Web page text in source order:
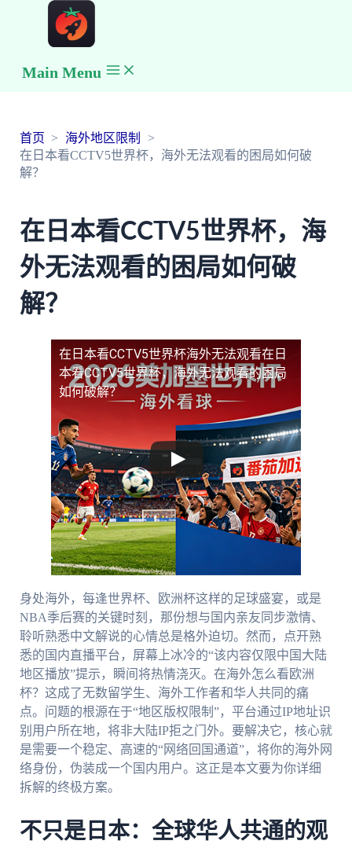
Main Menu
首页
海外地区限制
在日本看CCTV5世界杯，海外无法观看的困局如何破
解？
在日本看CCTV5世界杯，海
外无法观看的困局如何破
解？
在日本看CCTV5世界杯海外无法观看在日
本看CCTV5世界杯，海外无法观看的困局
如何破解？
身处海外，每逢世界杯、欧洲杯这样的足球盛宴，或是
NBA季后赛的关键时刻，那份想与国内亲友同步激情、
聆听熟悉中文解说的心情总是格外迫切。然而，点开熟
悉的国内直播平台，屏幕上冰冷的“该内容仅限中国大陆
地区播放”提示，瞬间将热情浇灭。在海外怎么看欧洲
杯？这成了无数留学生、海外工作者和华人共同的痛
点。问题的根源在于“地区版权限制”，平台通过IP地址识
别用户所在地，将非大陆IP拒之门外。要解决它，核心就
是需要一个稳定、高速的“网络回国通道”，将你的海外网
络身份，伪装成一个国内用户。这正是本文要为你详细
拆解的终极方案。
不只是日本：全球华人共通的观